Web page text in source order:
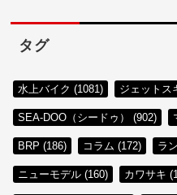
タグ
水上バイク (1081) ジェットス
SEA-DOO（シードゥ） (902)
BRP (186) コラム (172) ラ
ニューモデル (160) カワサキ